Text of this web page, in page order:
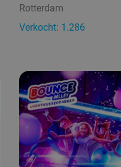
Rotterdam
Verkocht: 1.286